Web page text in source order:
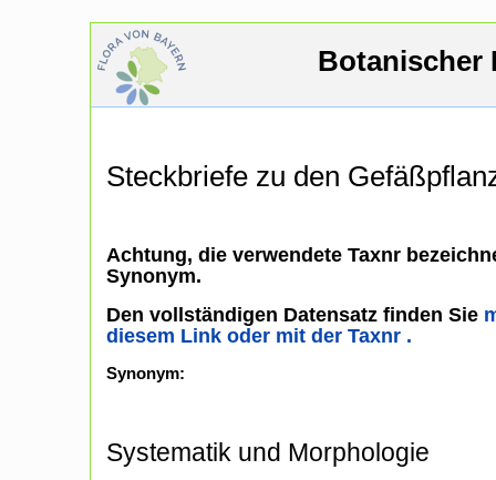
Botanischer
Steckbriefe zu den
Achtung, die verwendete Taxnr
Synonym.
Den vollständigen Datensatz finden Sie
diesem Link oder mit der Taxnr .
Synonym:
Systematik und Morphologie